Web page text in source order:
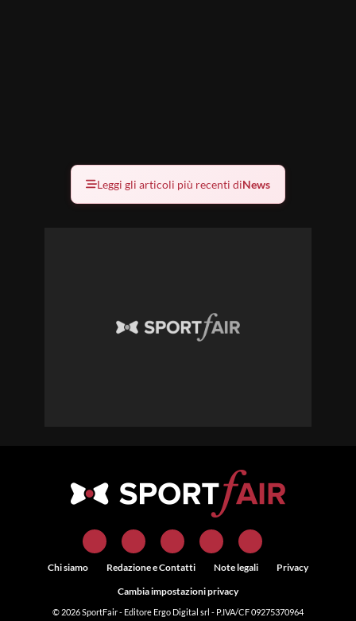
Leggi gli articoli più recenti diNews
Chi siamo Redazione e Contatti Note legali
Privacy
Cambia impostazioni privacy
© 2026SportFair- Editore Ergo Digital srl - P.IVA/CF 09275370964